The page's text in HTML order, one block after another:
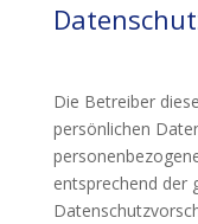
Die Betreiber
persönlichen
entsprechend der